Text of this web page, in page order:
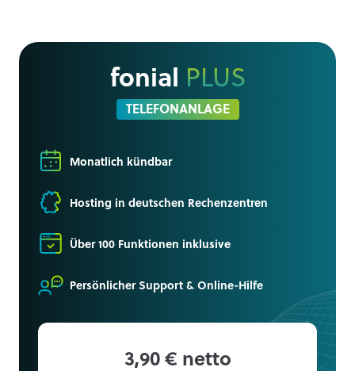
fonial PLUS
TELEFONANLAGE
Monatlich kündbar
Hosting in deutschen Rechenzentren
Über 100 Funktionen inklusive
Persönlicher Support & Online-Hilfe
3,90 € netto